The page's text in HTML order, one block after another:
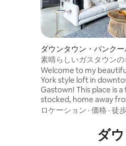
ダウンタウン・バンク
ーのロフト
素晴らしいガスタウン
方フィート、キングサ
Welcome to my
York style loft in
Gastown! This place is
stocked, home away
comfortable and stylish
TV, cook a meal in the
kitchen with a gas
ロケーション · 価格 · 徒
ダ